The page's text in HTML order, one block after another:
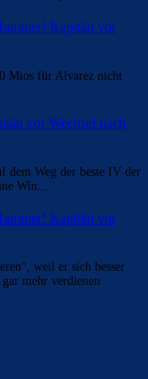
Kapitän vor
Mios für Alvarez nicht
vor Wechsel nach
dem Weg der beste IV der
Win…
Kapitän vor
weil er sich besser
mehr verdienen